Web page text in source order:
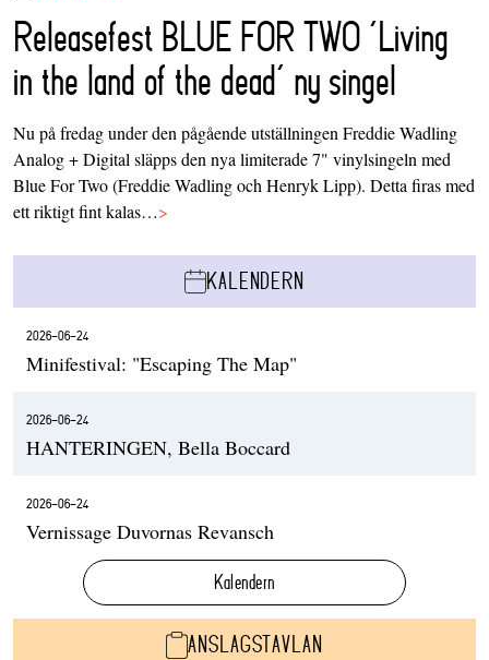
Releasefest BLUE FOR TWO ‘Living
in the land of the dead’ ny singel
Nu på fredag under den pågående utställningen Freddie Wadling
Analog + Digital släpps den nya limiterade 7" vinylsingeln med
Blue For Two (Freddie Wadling och Henryk Lipp). Detta firas med
ett riktigt fint kalas…>
KALENDERN
2026-06-24
Minifestival: "Escaping The Map"
2026-06-24
HANTERINGEN, Bella Boccard
2026-06-24
Vernissage Duvornas Revansch
Kalendern
ANSLAGSTAVLAN